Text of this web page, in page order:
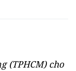
(TPHCM) cho